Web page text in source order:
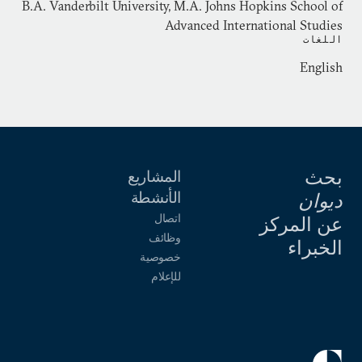
B.A. Vanderbilt University, M.A. Johns Hopkins School of
Advanced International Studies
اللغات
English
بحث
ديوان
عن المركز
الخبراء
المشاريع
الأنشطة
اتصال
وظائف
خصوصية
للإعلام